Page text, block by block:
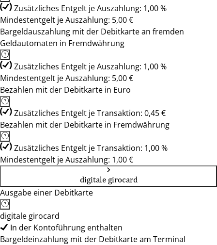
Zusätzliches Entgelt je Auszahlung: 1,00 %
Mindestentgelt je Auszahlung: 5,00 €
Bargeldauszahlung mit der Debitkarte an fremden
Geldautomaten in Fremdwährung
Zusätzliches Entgelt je Auszahlung: 1,00 %
Mindestentgelt je Auszahlung: 5,00 €
Bezahlen mit der Debitkarte in Euro
Zusätzliches Entgelt je Transaktion: 0,45 €
Bezahlen mit der Debitkarte in Fremdwährung
Zusätzliches Entgelt je Transaktion: 1,00 %
Mindestentgelt je Auszahlung: 1,00 €
digitale girocard
Ausgabe einer Debitkarte
digitale girocard
In der Kontoführung enthalten
Bargeldeinzahlung mit der Debitkarte am Terminal